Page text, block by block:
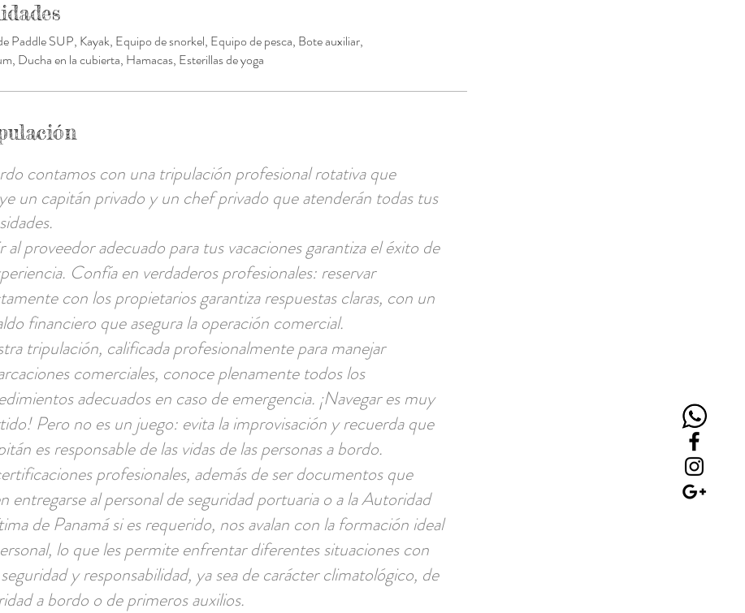
Paddle SUP, Kayak, Equipo de snorkel, Equipo de pesca, Bote auxiliar,
Ducha en la cubierta, Hamacas, Esterillas de yoga
contamos con una tripulación profesional rotativa que
un capitán privado y un chef privado que atenderán todas tus
al proveedor adecuado para tus vacaciones garantiza el éxito de
Confía en verdaderos profesionales: reservar
con los propietarios garantiza respuestas claras, con un
financiero que asegura la operación comercial.
tripulación, calificada profesionalmente para manejar
comerciales, conoce plenamente todos los
adecuados en caso de emergencia. ¡Navegar es muy
Pero no es un juego: evita la improvisación y recuerda que
es responsable de las vidas de las personas a bordo.
profesionales, además de ser documentos que
entregarse al personal de seguridad portuaria o a la Autoridad
de Panamá si es requerido, nos avalan con la formación ideal
lo que les permite enfrentar diferentes situaciones con
y responsabilidad, ya sea de carácter climatológico, de
a bordo o de primeros auxilios.